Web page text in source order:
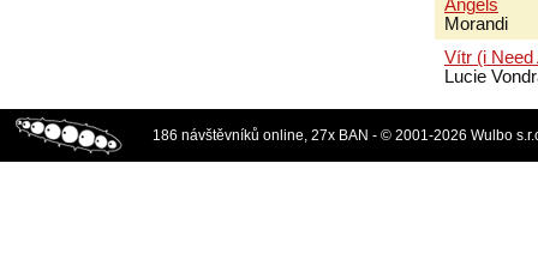
Angels
Morandi
Vítr (i Need
Lucie
186 návštěvníků online, 27x BAN - © 2001-2026 Wulbo